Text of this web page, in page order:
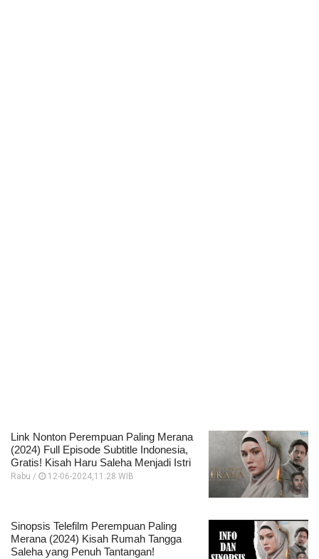
Link Nonton Perempuan Paling Merana
(2024) Full Episode Subtitle Indonesia,
Gratis! Kisah Haru Saleha Menjadi Istri
Rabu / 12-06-2024,11:28 WIB
Sinopsis Telefilm Perempuan Paling
Merana (2024) Kisah Rumah Tangga
Saleha yang Penuh Tantangan!